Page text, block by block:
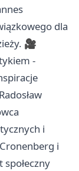
dla
🎥
-
i
i